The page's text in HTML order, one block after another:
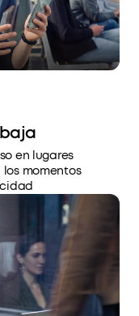
en lugares
momentos